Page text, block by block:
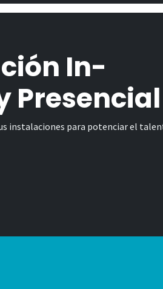
In-
Presencial
instalaciones para potenciar el